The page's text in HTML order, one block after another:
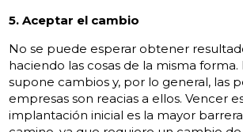
5. Aceptar el cambio
No se puede esperar obtener
haciendo las cosas de la misma forma.
supone cambios y, por lo general, las
empresas son reacias a ellos. Vencer
implantación inicial es la mayor